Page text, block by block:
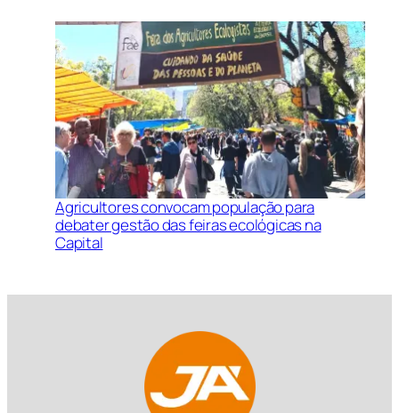
Agricultores convocam população para
debater gestão das feiras ecológicas na
Capital